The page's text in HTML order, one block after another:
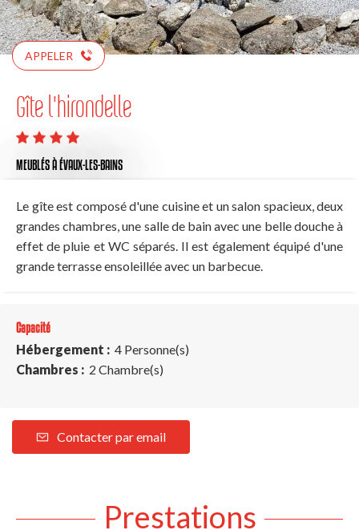
APPELER
Gîte l'hirondelle
MEUBLÉSÀ ÉVAUX-LES-BAINS
Le gîte est composé d'une cuisine et un salon spacieux, deux
grandes chambres, une salle de bain avec une belle douche à
effet de pluie et WC séparés. Il est également équipé d'une
grande terrasse ensoleillée avec un barbecue.
Capacité
Hébergement : 4 Personne(s)
Chambres : 2 Chambre(s)
Contacter par email
Prestations